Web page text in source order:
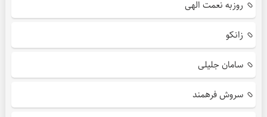
روزبه نعمت الهی
زانکو
سامان جلیلی
سروش فرهمند